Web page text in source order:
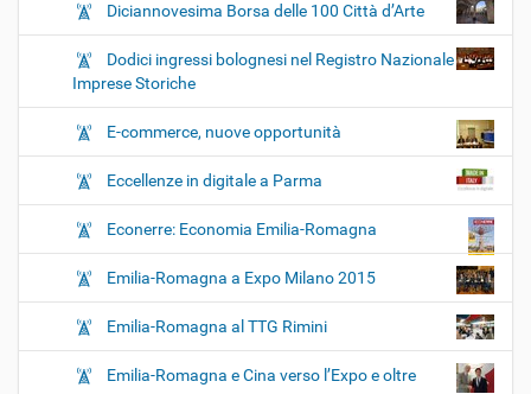
Diciannovesima Borsa delle 100 Città d’Arte
Dodici ingressi bolognesi nel Registro Nazionale
Imprese Storiche
E-commerce, nuove opportunità
Eccellenze in digitale a Parma
Econerre: Economia Emilia-Romagna
Emilia-Romagna a Expo Milano 2015
Emilia-Romagna al TTG Rimini
Emilia-Romagna e Cina verso l’Expo e oltre